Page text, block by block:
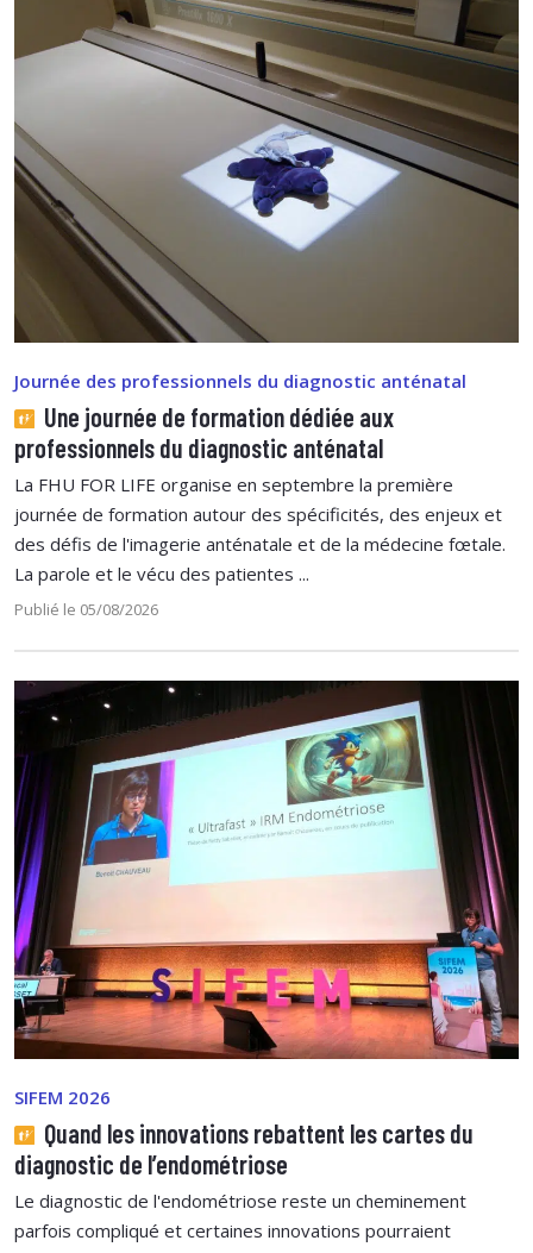
Journée des professionnels du diagnostic anténatal
Une journée de formation dédiée aux
professionnels du diagnostic anténatal
La FHU FOR LIFE organise en septembre la première
journée de formation autour des spécificités, des enjeux et
des défis de l'imagerie anténatale et de la médecine fœtale.
La parole et le vécu des patientes ...
Publié le 05/08/2026
SIFEM 2026
Quand les innovations rebattent les cartes du
diagnostic de l’endométriose
Le diagnostic de l'endométriose reste un cheminement
parfois compliqué et certaines innovations pourraient